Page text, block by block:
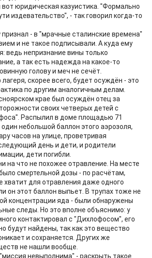
юридическая казуистика. "Формально
издевательство", - так говорил когда-то
- в "мрачные сталинские времена"
и не такое подписывали. А куда ему
ведь непризнание вины только
а так есть надежда на какое-то
голову и меч не сечёт.
скорее всего, будет осуждён - это
по другим аналогичным делам.
крае был осуждён отец за
своих четверых детей с
Распылил в доме площадью 71
небольшой баллон этого аэрозоля,
часов на улице, проветривая
день и дети, и родители
дети погибли.
на что не похожее отравление. На месте
смертельной дозы - по расчётам,
хватит для отравления даже одного
он этот баллон выпьет. В трупах тоже не
концентрации яда - были обнаружены
следы. Но это вполне объяснимо: у
контактировал с "Дихлофосом", его
будут найдены, так как это вещество
и сохраняется. Других же
не нашли вообще.
невыполнима" - раскрыть такое